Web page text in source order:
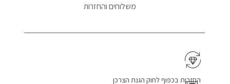
משלוחים והחזרות
החזרות בכפוף לחוק הגנת הצרכן